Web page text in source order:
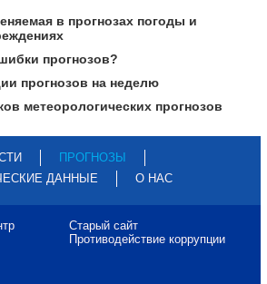
в прогнозах погоды и
прогнозов?
прогнозов на неделю
метеорологических прогнозов
ПРОГНОЗЫ
ДАННЫЕ
О НАС
Старый сайт
Противодействие коррупции